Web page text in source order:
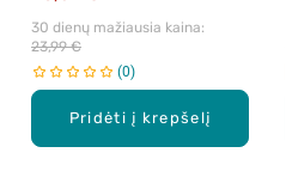
Pridėti į krepšelį
30 dienų mažiausia kaina:
23,99 €
0